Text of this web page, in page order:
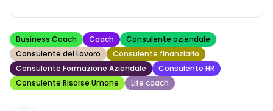
Business Coach Coach
Consulente aziendale
Consulente del Lavoro
Consulente finanziario
Consulente Formazione Aziendale
Consulente HR
Consulente Risorse Umane
Life coach